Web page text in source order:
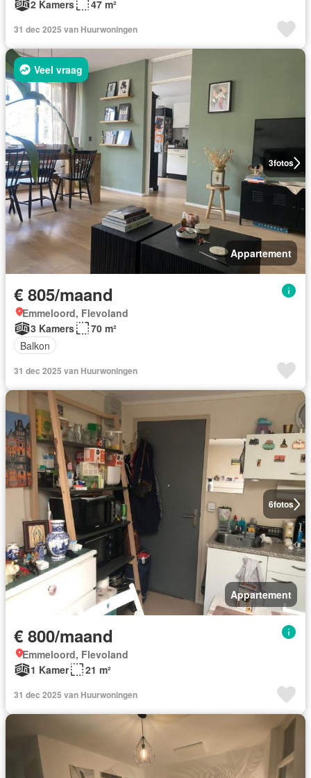
2 Kamers
47 m²
31 dec 2025 van Huurwoningen
3fotos
Veel vraag
Appartement
€ 805/maand
Emmeloord, Flevoland
3 Kamers
70 m²
Balkon
31 dec 2025 van Huurwoningen
6fotos
Appartement
€ 800/maand
Emmeloord, Flevoland
1 Kamer
21 m²
31 dec 2025 van Huurwoningen